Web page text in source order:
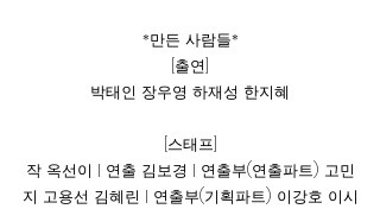
*만든 사람들*
[출연]
박태인 장우영 하재성 한지혜
[스태프]
작 옥선이 | 연출 김보경 | 연출부(연출파트) 고민
지 고용선 김혜린 | 연출부(기획파트) 이강호 이시